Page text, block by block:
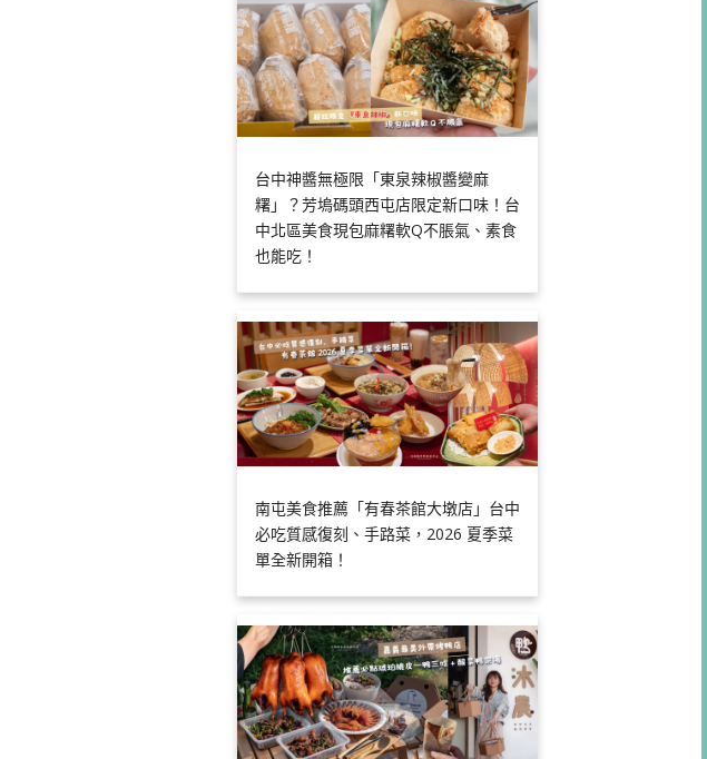
台中神醬無極限「東泉辣椒醬變麻
糬」？芳塢碼頭西屯店限定新口味！台
中北區美食現包麻糬軟Q不脹氣、素食
也能吃！
南屯美食推薦「有春茶館大墩店」台中
必吃質感復刻、手路菜，2026 夏季菜
單全新開箱！